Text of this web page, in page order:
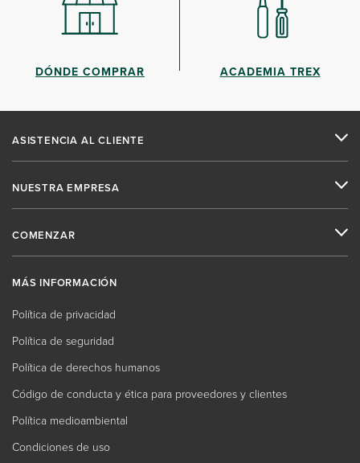
DÓNDE COMPRAR ACADEMIA TREX
ASISTENCIA AL CLIENTE
NUESTRA EMPRESA
COMENZAR
MÁS INFORMACIÓN
Política de privacidad
Política de seguridad
Política de derechos humanos
Código de conducta y ética para proveedores y clientes
Política medioambiental
Condiciones de uso